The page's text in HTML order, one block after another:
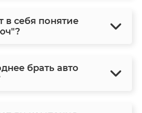
в себя понятие
брать авто